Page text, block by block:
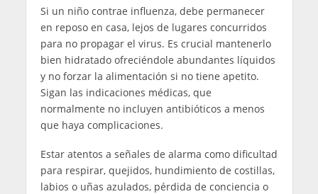
Si un niño contrae influenza, debe permanecer
en reposo en casa, lejos de lugares concurridos
para no propagar el virus. Es crucial mantenerlo
bien hidratado ofreciéndole abundantes líquidos
y no forzar la alimentación si no tiene apetito.
Sigan las indicaciones médicas, que
normalmente no incluyen antibióticos a menos
que haya complicaciones.
Estar atentos a señales de alarma como dificultad
para respirar, quejidos, hundimiento de costillas,
labios o uñas azulados, pérdida de conciencia o